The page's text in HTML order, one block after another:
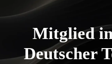
Mitglied
Deutscher